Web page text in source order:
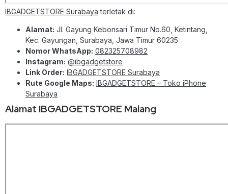
IBGADGETSTORE Surabaya terletak di:
Alamat: Jl. Gayung Kebonsari Timur No.60, Ketintang,
Kec. Gayungan, Surabaya, Jawa Timur 60235
Nomor WhatsApp: 082325708982
Instagram: @ibgadgetstore
Link Order: IBGADGETSTORE Surabaya
Rute Google Maps: IBGADGETSTORE – Toko iPhone
Surabaya
Alamat IBGADGETSTORE Malang